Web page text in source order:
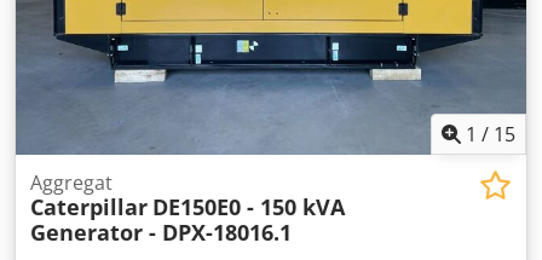
1 / 15
Aggregat
Caterpillar DE150E0 - 150 kVA
Generator - DPX-18016.1